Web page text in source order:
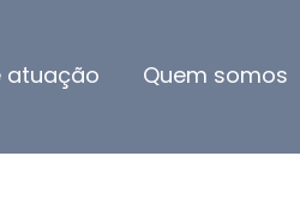
atuação Quem somos